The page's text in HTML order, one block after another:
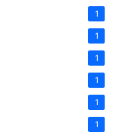
1
1
1
1
1
1